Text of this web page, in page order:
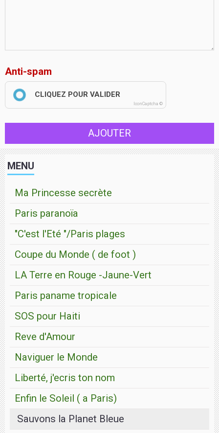
Anti-spam
CLIQUEZ POUR VALIDER
IconCaptcha ©
AJOUTER
MENU
Ma Princesse secrète
Paris paranoïa
"C'est l'Eté "/Paris plages
Coupe du Monde ( de foot )
LA Terre en Rouge -Jaune-Vert
Paris paname tropicale
SOS pour Haiti
Reve d'Amour
Naviguer le Monde
Liberté, j'ecris ton nom
Enfin le Soleil ( a Paris)
Sauvons la Planet Bleue